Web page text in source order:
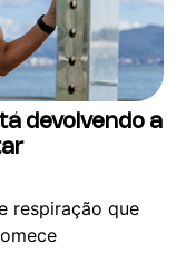
devolvendo a